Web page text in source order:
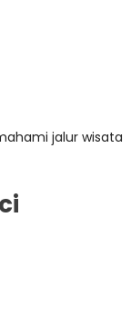
jalur wisata